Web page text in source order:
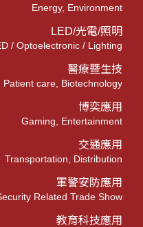
Energy, Environment
LED/光電/照明
/ Optoelectronic / Lighting
醫療暨生技
care, Biotechnology
博奕應用
Gaming, Entertainment
交通應用
Transportation, Distribution
軍警安防應用
Related Trade Show
教育科技應用